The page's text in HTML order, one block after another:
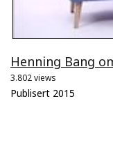
Henning Bang
3.802 views
Publisert 2015